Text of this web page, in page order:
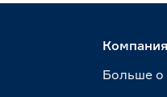
Компания
Больше о